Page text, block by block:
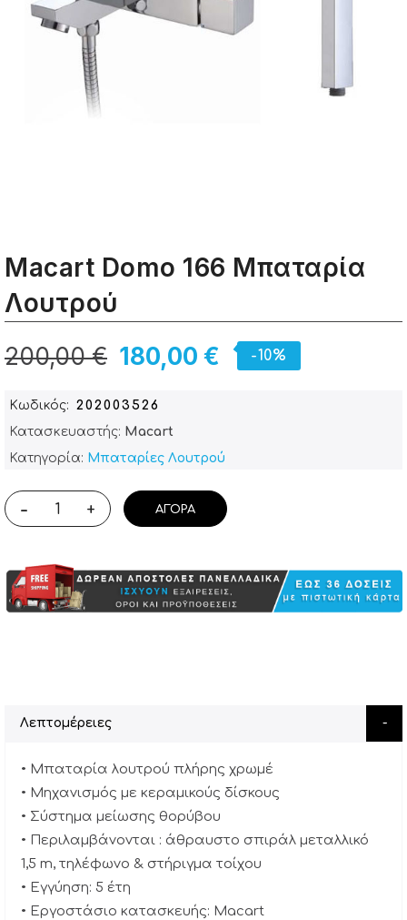
Macart Domo 166 Μπαταρία
Λουτρού
180,00 €
200,00 € -10%
Κωδικός
202003526
Κατασκευαστής: Macart
Κατηγορία: Μπαταρίες Λουτρού
- + ΑΓΟΡΆ
Λεπτομέρειες
• Μπαταρία λουτρού πλήρης χρωμέ
• Μηχανισμός με κεραμικούς δίσκους
• Σύστημα μείωσης θορύβου
• Περιλαμβάνονται : άθραυστο σπιράλ μεταλλικό
1,5 m, τηλέφωνο & στήριγμα τοίχου
• Εγγύηση: 5 έτη
• Εργοστάσιο κατασκευής: Macart